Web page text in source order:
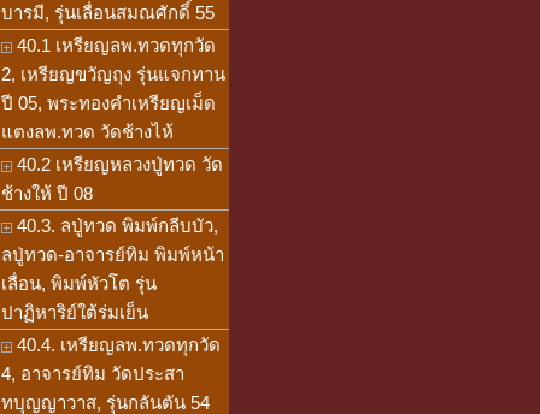
บารมี, รุ่นเลื่อนสมณศักดิ์ 55
40.1 เหรียญลพ.ทวดทุกวัด
2, เหรียญขวัญถุง รุ่นแจกทาน
ปี 05, พระทองคำเหรียญเม็ด
แตงลพ.ทวด วัดช้างไห้
40.2 เหรียญหลวงปู่ทวด วัด
ช้างให้ ปี 08
40.3. ลปู่ทวด พิมพ์กลีบบัว,
ลปู่ทวด-อาจารย์ทิม พิมพ์หน้า
เลื่อน, พิมพ์หัวโต รุ่น
ปาฏิหาริย์ใต้ร่มเย็น
40.4. เหรียญลพ.ทวดทุกวัด
4, อาจารย์ทิม วัดประสา
ทบุญญาวาส, รุ่นกลันตัน 54